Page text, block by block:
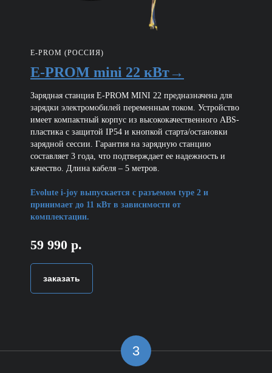
E-PROM (РОССИЯ)
E-PROM mini 22 кВт→
Зарядная станция E-PROM MINI 22 предназначена для
зарядки электромобилей переменным током. Устройство
имеет компактный корпус из высококачественного ABS-
пластика с защитой IP54 и кнопкой старта/остановки
зарядной сессии. Гарантия на зарядную станцию
составляет 3 года, что подтверждает ее надежность и
качество. Длина кабеля – 5 метров.
Evolute i-joy выпускается с разъемом type 2 и
принимает до 11 кВт в зависимости от
комплектации.
59 990 р.
заказать
3